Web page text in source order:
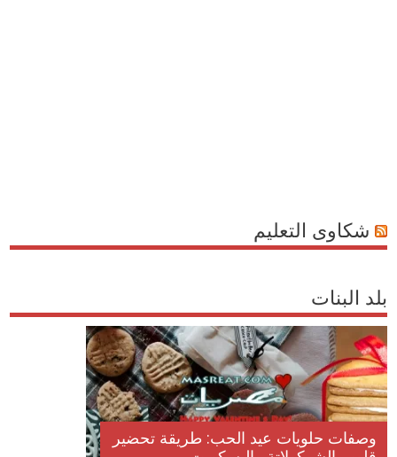
شكاوى التعليم
بلد البنات
وصفات حلويات عيد الحب: طريقة تحضير